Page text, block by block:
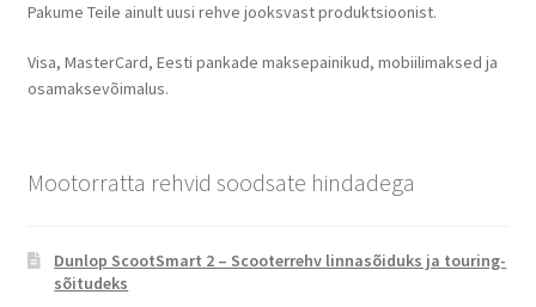
Pakume Teile ainult uusi rehve jooksvast produktsioonist.
Visa, MasterCard, Eesti pankade maksepainikud, mobiilimaksed ja
osamaksevõimalus.
Mootorratta rehvid soodsate hindadega
Dunlop ScootSmart 2 – Scooterrehv linnasõiduks ja touring-
sõitudeks